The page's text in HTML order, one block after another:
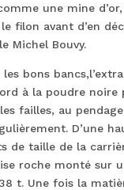
une mine
filon avant d’en
Michel Bouvy.
bons
à la poudre
failles, au
D’une
de taille de la
roche monté sur
t. Une fois la